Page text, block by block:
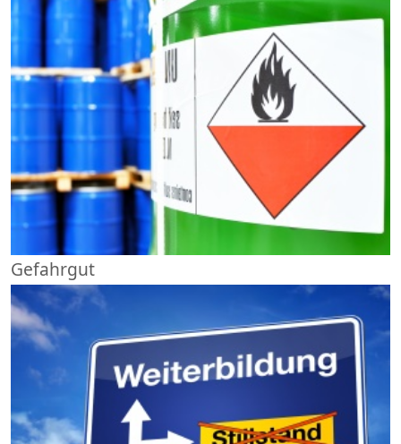
Gefahrgut